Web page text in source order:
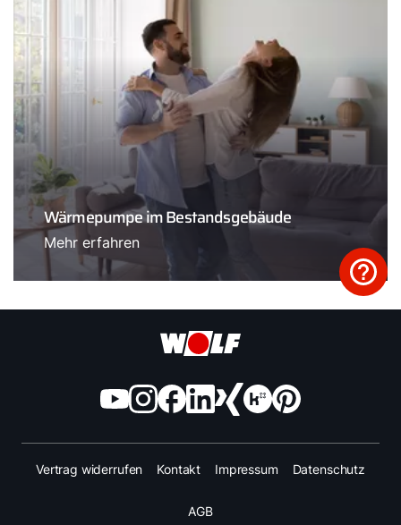
Wärmepumpe im Bestandsgebäude
Mehr erfahren
Vertrag widerrufen Kontakt Impressum Datenschutz
AGB